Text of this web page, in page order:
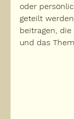
oder
geteilt
beitragen, die
und das